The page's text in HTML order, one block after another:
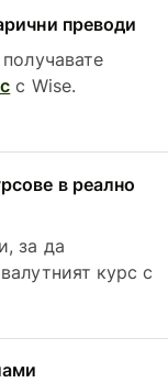
преводи
с Wise.
в реално
за да
курс с